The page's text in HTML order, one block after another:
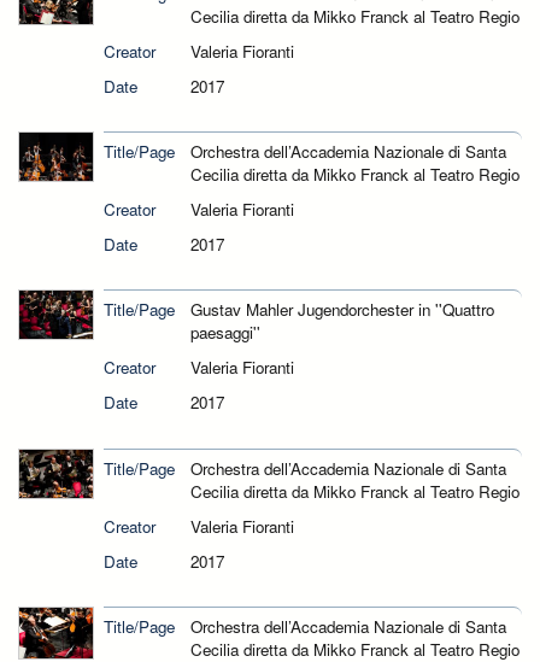
Cecilia diretta da Mikko Franck al Teatro Regio
Creator
Valeria Fioranti
Date
2017
Title/Page
Orchestra dell’Accademia Nazionale di Santa
Cecilia diretta da Mikko Franck al Teatro Regio
Creator
Valeria Fioranti
Date
2017
Title/Page
Gustav Mahler Jugendorchester in ''Quattro
paesaggi''
Creator
Valeria Fioranti
Date
2017
Title/Page
Orchestra dell’Accademia Nazionale di Santa
Cecilia diretta da Mikko Franck al Teatro Regio
Creator
Valeria Fioranti
Date
2017
Title/Page
Orchestra dell’Accademia Nazionale di Santa
Cecilia diretta da Mikko Franck al Teatro Regio